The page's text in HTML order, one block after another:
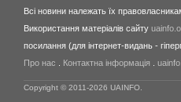
Всі новини належать їх
Використання матеріалів сайту
посилання (для інтернет-видань -
Про нас
Контактна інформація
Copyright © 2011-2026 UAINFO.